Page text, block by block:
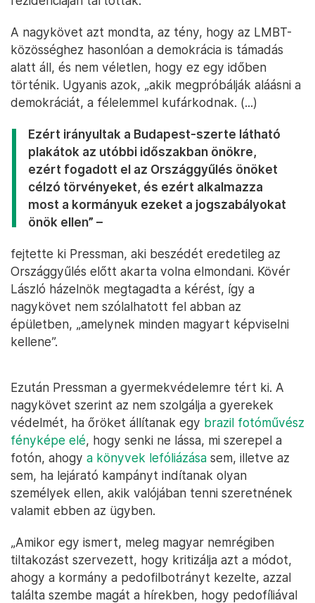
A nagykövet azt mondta, az tény, hogy az LMBT-
közösséghez hasonlóan a demokrácia is támadás
alatt áll, és nem véletlen, hogy ez egy időben
történik. Ugyanis azok, „akik megpróbálják aláásni a
demokráciát, a félelemmel kufárkodnak. (...)
Ezért irányultak a Budapest-szerte látható
plakátok az utóbbi időszakban önökre,
ezért fogadott el az Országgyűlés önöket
célzó törvényeket, és ezért alkalmazza
most a kormányuk ezeket a jogszabályokat
önök ellen” –
fejtette ki Pressman, aki beszédét eredetileg az
Országgyűlés előtt akarta volna elmondani. Kövér
László házelnök megtagadta a kérést, így a
nagykövet nem szólalhatott fel abban az
épületben, „amelynek minden magyart képviselni
kellene”.
Ezután Pressman a gyermekvédelemre tért ki. A
nagykövet szerint az nem szolgálja a gyerekek
védelmét, ha őröket állítanak egy brazil fotóművész
fényképe elé, hogy senki ne lássa, mi szerepel a
fotón, ahogy a könyvek lefóliázása sem, illetve az
sem, ha lejárató kampányt indítanak olyan
személyek ellen, akik valójában tenni szeretnének
valamit ebben az ügyben.
„Amikor egy ismert, meleg magyar nemrégiben
tiltakozást szervezett, hogy kritizálja azt a módot,
ahogy a kormány a pedofilbotrányt kezelte, azzal
találta szembe magát a hírekben, hogy pedofíliával